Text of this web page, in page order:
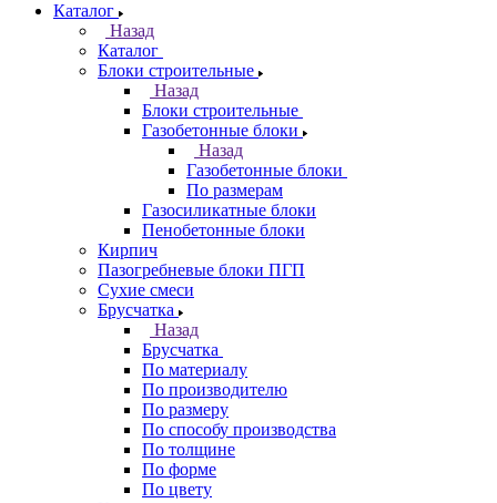
Каталог
Назад
Каталог
Блоки строительные
Назад
Блоки строительные
Газобетонные блоки
Назад
Газобетонные блоки
По размерам
Газосиликатные блоки
Пенобетонные блоки
Кирпич
Пазогребневые блоки ПГП
Сухие смеси
Брусчатка
Назад
Брусчатка
По материалу
По производителю
По размеру
По способу производства
По толщине
По форме
По цвету